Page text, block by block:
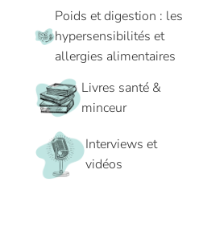
Poids et digestion : les
hypersensibilités et
allergies alimentaires
Livres santé &
minceur
Interviews et
vidéos